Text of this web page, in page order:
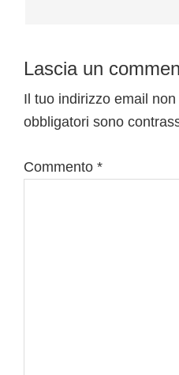
Lascia un
Il tuo indirizzo email
obbligatori sono
Commento *